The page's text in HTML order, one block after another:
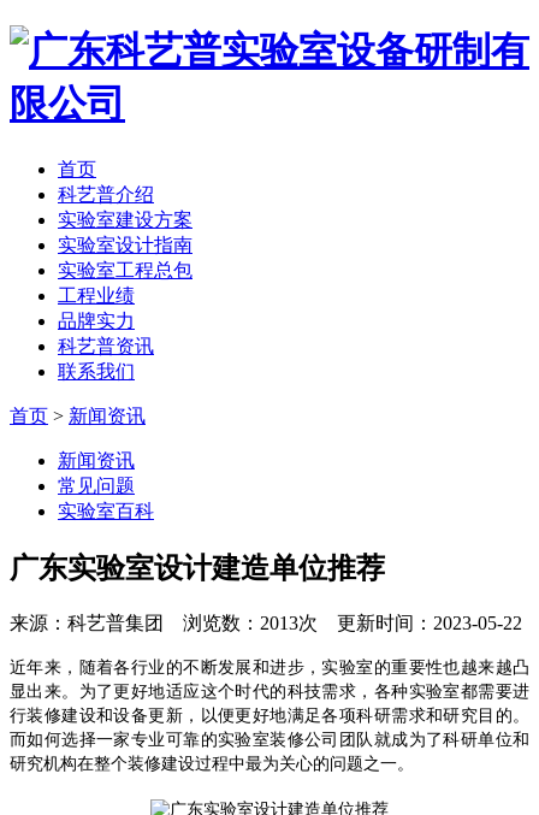
首页
科艺普介绍
实验室建设方案
实验室设计指南
实验室工程总包
工程业绩
品牌实力
科艺普资讯
联系我们
首页 > 新闻资讯
新闻资讯
常见问题
实验室百科
广东实验室设计建造单位推荐
来源：科艺普集团 浏览数：2013次 更新时间：2023-05-22
近年来，随着各行业的不断发展和进步，实验室的重要性也越来越凸
显出来。为了更好地适应这个时代的科技需求，各种实验室都需要进
行装修建设和设备更新，以便更好地满足各项科研需求和研究目的。
而如何选择一家专业可靠的实验室装修公司团队就成为了科研单位和
研究机构在整个装修建设过程中最为关心的问题之一。